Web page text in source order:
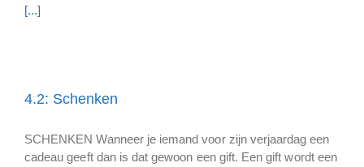
[...]
4.2: Schenken
SCHENKEN Wanneer je iemand voor zijn verjaardag een
cadeau geeft dan is dat gewoon een gift. Een gift wordt een